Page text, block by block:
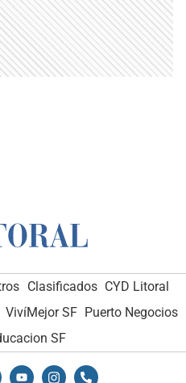
Clasificados CYD Litoral
VivíMejor SF Puerto Negocios
SF